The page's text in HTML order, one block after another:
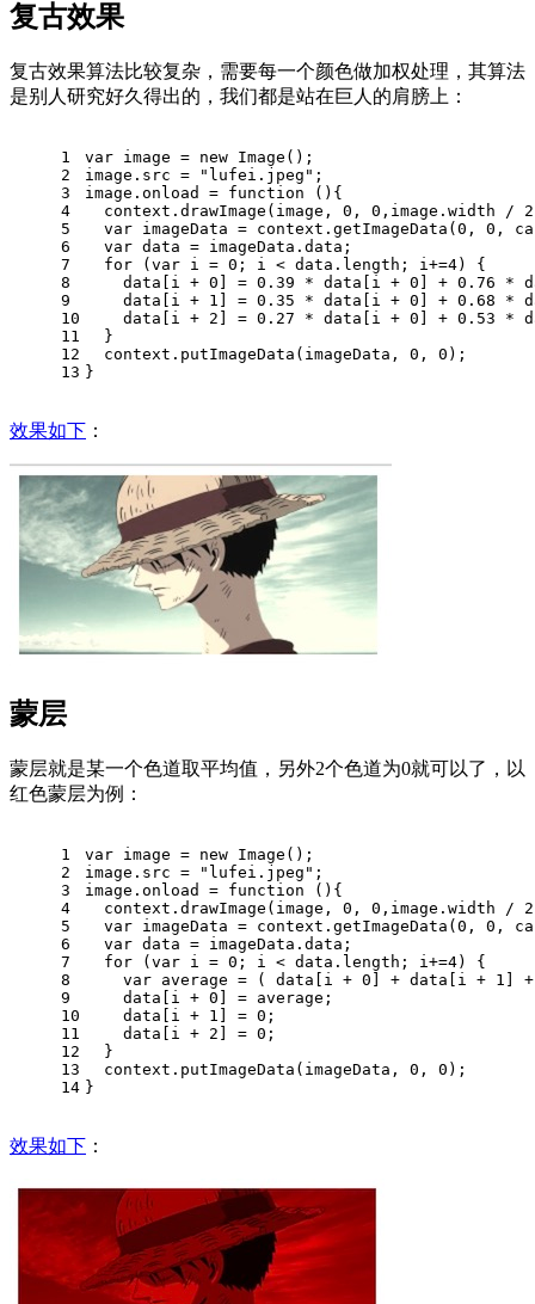
复古效果
复古效果算法比较复杂，需要每一个颜色做加权处理，其算法
是别人研究好久得出的，我们都是站在巨人的肩膀上：
1
2
3
4
5
6
7
8
9
10
11
12
13
var image = new Image ();
image. src = "lufei.jpeg" ;
image. onload = function ( ){
  context.
drawImage (image, 0 , 0 ,image. width / 2
var imageData = context. getImageData ( 0 , 0 ,
var data = imageData. data ;
for ( var i = 0 ; i < data. length ; i+=4) {
    data[i +
0 ] = 0.39 * data[i + 0 ] + 0.76 *
    data[i +
1 ] = 0.35 * data[i + 0 ] + 0.68 *
    data[i +
2 ] = 0.27 * data[i + 0 ] + 0.53 *
  }
  context.
putImageData (imageData, 0 , 0 );
}
效果如下 ：
蒙层
蒙层就是某一个色道取平均值，另外2个色道为0就可以了，以
红色蒙层为例：
1
2
3
4
5
6
7
8
9
10
11
12
13
14
var image = new Image ();
image. src = "lufei.jpeg" ;
image. onload = function ( ){
  context.
drawImage (image, 0 , 0 ,image. width / 2
var imageData = context. getImageData ( 0 , 0 ,
var data = imageData. data ;
for ( var i = 0 ; i < data. length ; i+=4) {
var average = ( data[i + 0 ] + data[i + 1
]
    data[i +
0 ] = average;
    data[i +
1 ] = 0 ;
    data[i +
2 ] = 0 ;
  }
  context.
putImageData (imageData, 0 , 0 );
}
效果如下 ：